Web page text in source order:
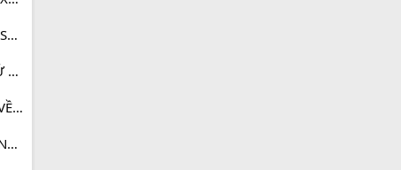
CHƯƠNG VI. SÓNG ÁNH SÁNG
CHƯƠNG VII . LƯỢNG TỬ ÁNH SÁNG
CHƯƠNG VIII. SƠ LƯỢC VỀ THUYẾT TƯƠNG ĐỐI HẸP
CHƯƠNG IX. HẠT NHÂN NGUYÊN TỬ